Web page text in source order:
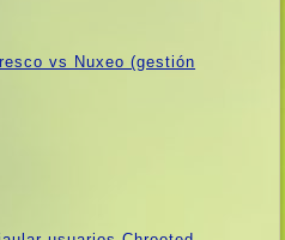
vs Nuxeo (gestión